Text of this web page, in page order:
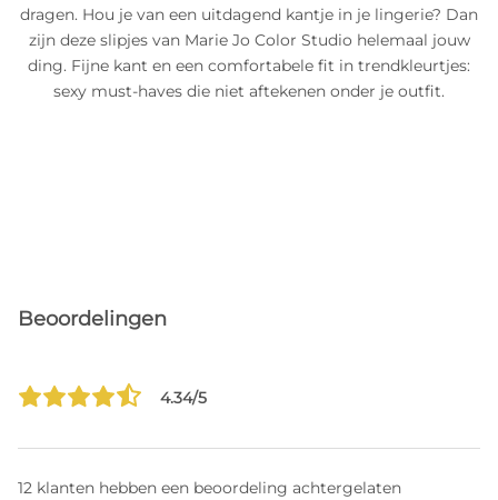
dragen. Hou je van een uitdagend kantje in je lingerie? Dan
zijn deze slipjes van Marie Jo Color Studio helemaal jouw
ding. Fijne kant en een comfortabele fit in trendkleurtjes:
sexy must-haves die niet aftekenen onder je outfit.
Beoordelingen
4.34/5
12 klanten hebben een beoordeling achtergelaten